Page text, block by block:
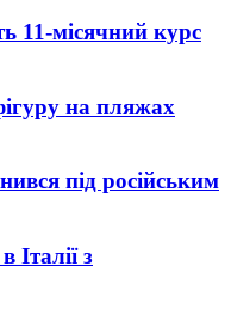
11-місячний курс
на пляжах
під російським
Італії з